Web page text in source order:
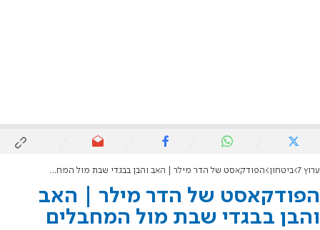
ערוץ 7 ביטחון הפודקאסט של הדר מילר | האב והבן בבגדי שבת מול המחבלים
הפודקאסט של הדר מילר | האב
והבן בבגדי שבת מול המחבלים